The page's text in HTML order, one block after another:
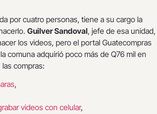
por cuatro personas, tiene a su cargo la
Guilver Sandoval, jefe de esa unidad,
los videos, pero el portal Guatecompras
comuna adquirió poco más de Q76 mil en
compras:
,
videos con celular,